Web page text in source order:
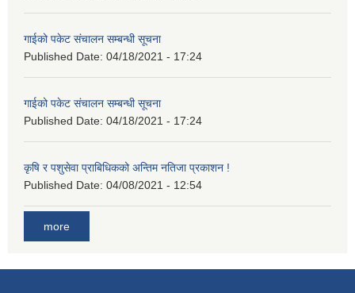
गाईको पकेट संचालन सम्बन्धी सूचना
Published Date: 04/18/2021 - 17:24
गाईको पकेट संचालन सम्बन्धी सूचना
Published Date: 04/18/2021 - 17:24
कृषि र पशुसेवा प्राबिधिकको अन्तिम नतिजा प्रकाशन !
Published Date: 04/08/2021 - 12:54
more